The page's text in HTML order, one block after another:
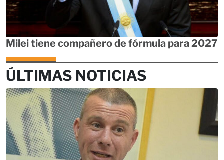
Milei tiene compañero de fórmula para 2027
ÚLTIMAS NOTICIAS